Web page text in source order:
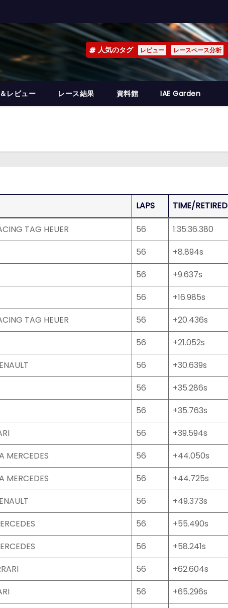
人気のタグ レビュー レースペース分析
レビュー レース結果 資料館 IAE Garden
LAPS TIME/RETIRED
TAG HEUER 56 1:35:36.380
56 +8.894s
56 +9.637s
56 +16.985s
TAG HEUER 56 +20.436s
56 +21.052s
56 +30.639s
56 +35.286s
56 +35.763s
56 +39.594s
MERCEDES 56 +44.050s
MERCEDES 56 +44.725s
56 +49.373s
56 +55.490s
56 +58.241s
56 +62.604s
56 +65.296s